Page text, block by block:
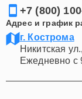
+7 (800)
Адрес и график
г. Кострома
Никитская
Ежедневно с